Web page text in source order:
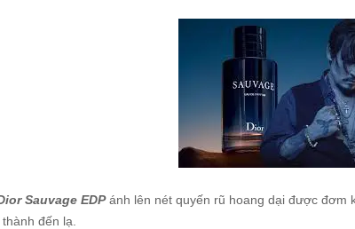
Sauvage EDPánh lên nét quyến rũ hoang dại được đơm
đến lạ.